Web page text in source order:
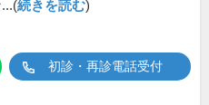
続きを読む)
初診・再診電話受付